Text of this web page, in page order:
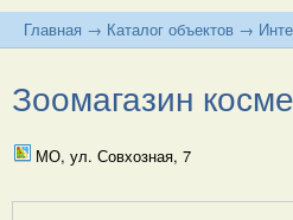
Главная → Каталог объектов →
Зоомагазин
МО, ул. Совхозная, 7